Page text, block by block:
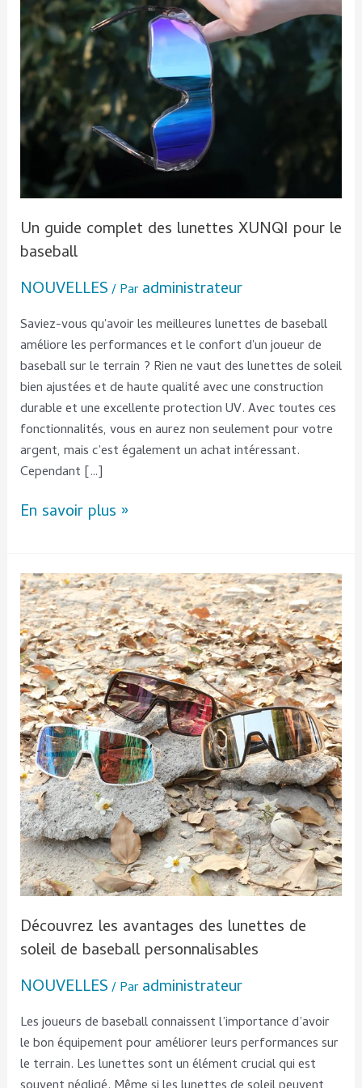
Un guide complet des lunettes XUNQI pour le
baseball
NOUVELLES/ Paradministrateur
Saviez-vous qu'avoir les meilleures lunettes de baseball
améliore les performances et le confort d'un joueur de
baseball sur le terrain ? Rien ne vaut des lunettes de soleil
bien ajustées et de haute qualité avec une construction
durable et une excellente protection UV. Avec toutes ces
fonctionnalités, vous en aurez non seulement pour votre
argent, mais c’est également un achat intéressant.
Cependant […]
pour
le
baseball
En savoir plus »
Découvrez les avantages des lunettes de
soleil de baseball personnalisables
NOUVELLES/ Paradministrateur
Les joueurs de baseball connaissent l’importance d’avoir
le bon équipement pour améliorer leurs performances sur
le terrain. Les lunettes sont un élément crucial qui est
Découvrez
les
avantages
des
lunettes
de
soleil
de
baseball
personnalisables